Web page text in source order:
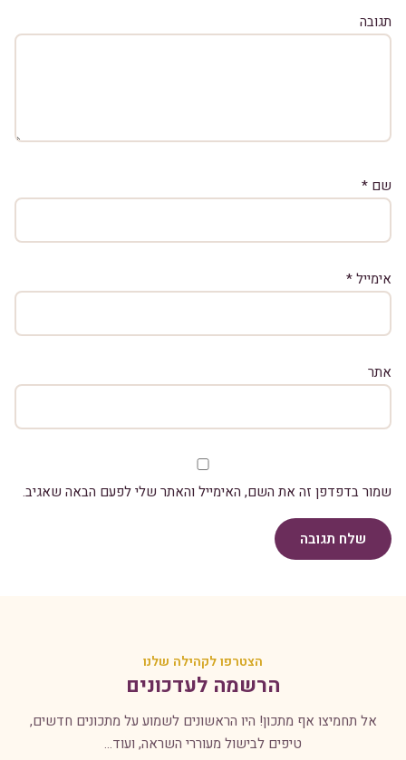
תגובה
שם *
אימייל*
אתר
שמור בדפדפן זה את השם, האימייל והאתר שלי לפעם הבאה שאגיב.
שלח תגובה
הצטרפו לקהילה שלנו
הרשמה לעדכונים
אל תחמיצו אף מתכון! היו הראשונים לשמוע על מתכונים חדשים,
טיפים לבישול מעוררי השראה, ועוד...